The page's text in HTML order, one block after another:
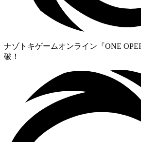
ナゾトキゲームオンライン『ONE
破！